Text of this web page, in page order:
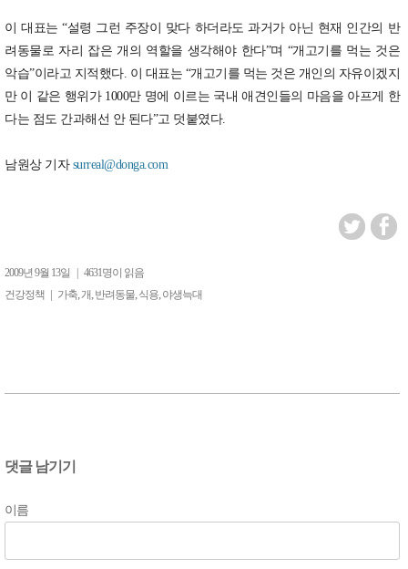
이 대표는 “설령 그런 주장이 맞다 하더라도 과거가 아닌 현재 인간의 반
려동물로 자리 잡은 개의 역할을 생각해야 한다”며 “개고기를 먹는 것은
악습”이라고 지적했다. 이 대표는 “개고기를 먹는 것은 개인의 자유이겠지
만 이 같은 행위가 1000만 명에 이르는 국내 애견인들의 마음을 아프게 한
다는 점도 간과해선 안 된다”고 덧붙였다.
남원상 기자 surreal@donga.com
2009년 9월 13일
4631명이 읽음
건강정책 | 가축,개,반려동물,식용,야생늑대
댓글 남기기
이름